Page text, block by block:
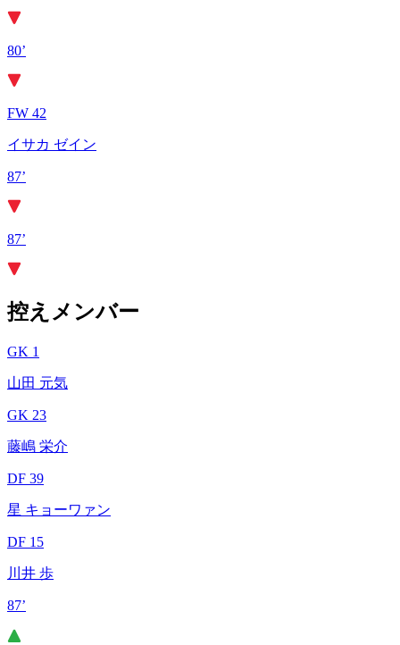
80’
FW 42
イサカ ゼイン
87’
87’
控えメンバー
GK 1
山田 元気
GK 23
藤嶋 栄介
DF 39
星 キョーワァン
DF 15
川井 歩
87’